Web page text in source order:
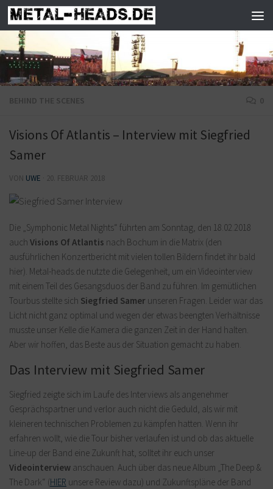
Zum Inhalt springen
BEHIND THE SCENES 0
Visions Of Atlantis – Interview mit Siegfried
Samer
VON UWE 20. FEBRUAR 2018
Die „Symphonic Metal Nights“ führten am Sonntag, den 18.02.2018
auch Visions Of Atlantis nach Bochum in die Matrix (den
ausführlichen Konzertbericht mit vielen tollen Bildern findet ihr bald
hier). Metal-heads.de nutzte die Gelegenheit, um ein Videointerview
mit einem Teil des Gesangsduos der Band zu führen. Im gemütlichen
Tourbus stellte sich Siegfried Samer unseren Fragen. Leider war das
Licht nicht ganz optimal und wegen der etwas beengten Verhältnisse
musste unser Kelle die Kamera die ganzen Zeit in der Hand halten.
Aber wir hoffen, das Beste aus der Situation gemacht zu haben.
Das Interview mit Siegfried Samer
Siegfried zeigte sich im Laufe des Interviews als angenehmer
Gesprächspartner und verlor auch nicht die Geduld, als wir mit
kleineren technischen Problemen zu kämpfen hatten. Wenn ihr
erfahren wollt, wie die Tour bisher verlaufen ist und ob das aktuelle
Line-up der Band eine Zukunft hat, solltet ihr euch unser
Videointerview anschauen. Auch über das neue Album „The Deep &
The Dark“ (HIER unsere Review dazu) und Zukunftspläne der Band